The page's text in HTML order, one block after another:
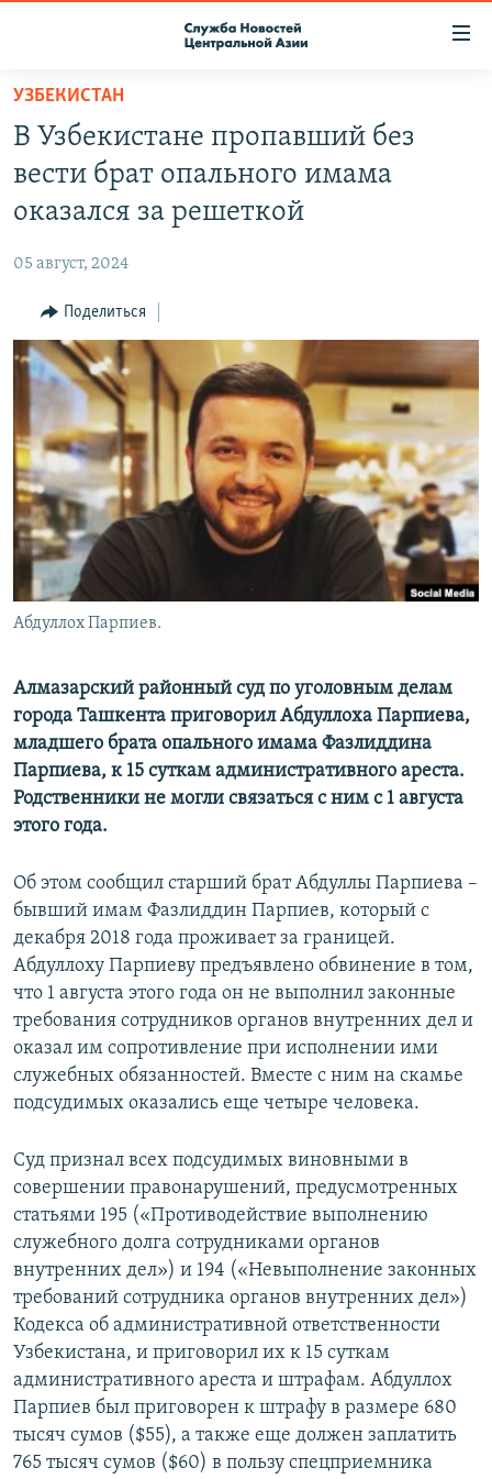
Вернуться
основному
содержанию
главной
навигации
Вернутся
поиску
О ПРОЕКТЕ
ПОДПИСКА
КОНТАКТЫ
НАСТОЯЩЕЕ ВРЕМЯ
МИГРАНТ МЕДИА
УЗБЕКИСТАН
В Узбекистане пропавший без
вести брат опального имама
оказался за решеткой
05 август, 2024
Поделиться
Абдуллох Парпиев.
Алмазарский районный суд по уголовным делам
города Ташкента приговорил Абдуллоха Парпиева,
младшего брата опального имама Фазлиддина
Парпиева, к 15 суткам административного ареста.
Родственники не могли связаться с ним с 1 августа
этого года.
Об этом сообщил старший брат Абдуллы Парпиева –
бывший имам Фазлиддин Парпиев, который с
декабря 2018 года проживает за границей.
Абдуллоху Парпиеву предъявлено обвинение в том,
что 1 августа этого года он не выполнил законные
требования сотрудников органов внутренних дел и
оказал им сопротивление при исполнении ими
служебных обязанностей. Вместе с ним на скамье
подсудимых оказались еще четыре человека.
Суд признал всех подсудимых виновными в
совершении правонарушений, предусмотренных
статьями 195 («Противодействие выполнению
служебного долга сотрудниками органов
внутренних дел») и 194 («Невыполнение законных
требований сотрудника органов внутренних дел»)
Кодекса об административной ответственности
Узбекистана, и приговорил их к 15 суткам
административного ареста и штрафам. Абдуллох
Парпиев был приговорен к штрафу в размере 680
тысяч сумов ($55), а также еще должен заплатить
765 тысяч сумов ($60) в пользу спецприемника